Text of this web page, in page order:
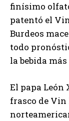
finísimo
patentó el
Burdeos
todo
la bebida
El papa León
frasco de